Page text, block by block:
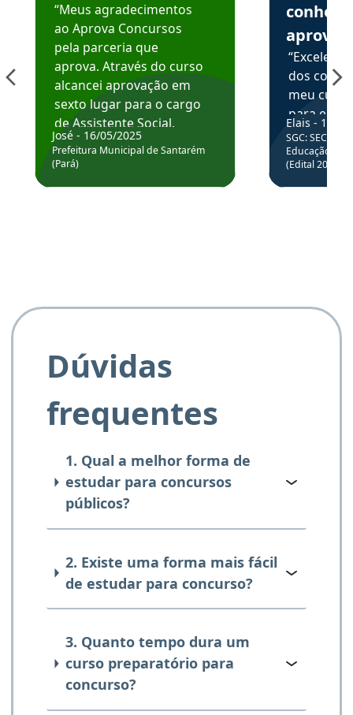
“Meus agradecimentos
ao Aprova Concursos
pela parceria que
aprova. Através do curso
alcancei aprovação em
sexto lugar para o cargo
de Assistente Social.
Hoje estou atuando na
Prefeitura de Santarém.
José - 16/05/2025
Prefeitura Municipal de Santarém
(Pará)
aprova
dos
meu
para
colocar
através
de
Elais - 15/
SGC: SEC BA
Educação
(Edital
Dúvidas
frequentes
1. Qual a melhor forma de
estudar para concursos
públicos?
2. Existe uma forma mais fácil
de estudar para concurso?
3. Quanto tempo dura um
curso preparatório para
concurso?